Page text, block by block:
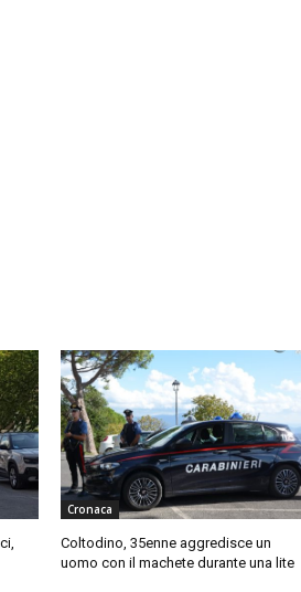
Cronaca
Coltodino, 35enne aggredisce un
uomo con il machete durante una lite